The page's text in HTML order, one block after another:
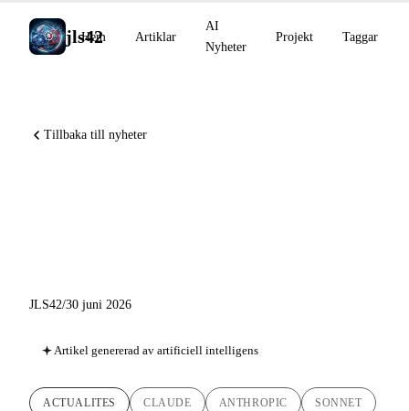
jls42
Hem Artiklar
AI
Nyheter
Projekt Taggar
Tillbaka till nyheter
JLS42/30 juni 2026
Artikel genererad av artificiell intelligens
ACTUALITES CLAUDE ANTHROPIC SONNET